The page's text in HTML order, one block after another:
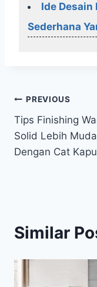
Ide Desain
Sederhana
Post
navigation
PREVIOUS
Tips Finishing
Solid Lebih
Dengan Cat
Similar